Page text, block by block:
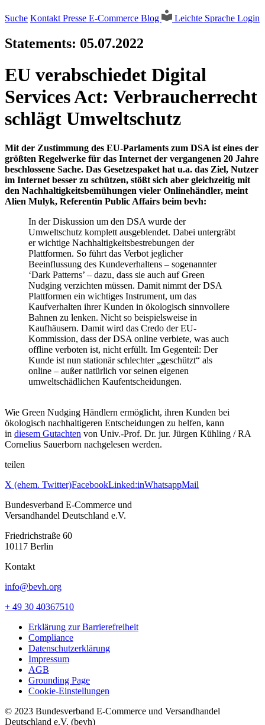
Suche Kontakt Presse E-Commerce Blog Leichte Sprache Login
Statements: 05.07.2022
EU verabschiedet Digital
Services Act: Verbraucherrecht
schlägt Umweltschutz
Mit der Zustimmung des EU-Parlaments zum DSA ist eines der
größten Regelwerke für das Internet der vergangenen 20 Jahre
beschlossene Sache. Das Gesetzespaket hat u.a. das Ziel, Nutzer
im Internet besser zu schützen, stößt sich aber gleichzeitig mit
den Nachhaltigkeitsbemühungen vieler Onlinehändler, meint
Alien Mulyk, Referentin Public Affairs beim bevh:
In der Diskussion um den DSA wurde der
Umweltschutz komplett ausgeblendet. Dabei untergräbt
er wichtige Nachhaltigkeitsbestrebungen der
Plattformen. So führt das Verbot jeglicher
Beeinflussung des Kundeverhaltens – sogenannter
‘Dark Patterns’ – dazu, dass sie auch auf Green
Nudging verzichten müssen. Damit nimmt der DSA
Plattformen ein wichtiges Instrument, um das
Kaufverhalten ihrer Kunden in ökologisch sinnvollere
Bahnen zu lenken. Nicht so beispielsweise in
Kaufhäusern. Damit wird das Credo der EU-
Kommission, dass der DSA online verbiete, was auch
offline verboten ist, nicht erfüllt. Im Gegenteil: Der
Kunde ist nun stationär schlechter „geschützt“ als
online – außer natürlich vor seinen eigenen
umweltschädlichen Kaufentscheidungen.
Wie Green Nudging Händlern ermöglicht, ihren Kunden bei
ökologisch nachhaltigeren Entscheidungen zu helfen, kann
in diesem Gutachten von Univ.-Prof. Dr. jur. Jürgen Kühling / RA
Cornelius Sauerborn nachgelesen werden.
teilen
X (ehem. Twitter)FacebookLinked:inWhatsappMail
Bundesverband E-Commerce und
Versandhandel Deutschland e.V.
Friedrichstraße 60
10117 Berlin
Kontakt
info@bevh.org
+ 49 30 40367510
Erklärung zur Barrierefreiheit
Compliance
Datenschutzerklärung
Impressum
AGB
Grounding Page
Cookie-Einstellungen
© 2023 Bundesverband E-Commerce und Versandhandel
Deutschland e.V. (bevh)